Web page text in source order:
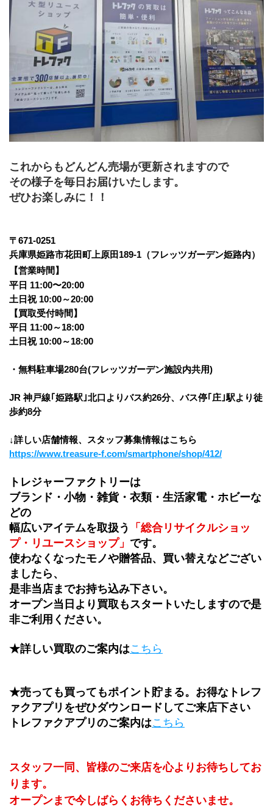
これからもどんどん売場が更新されますので
その様子を毎日お届けいたします。
ぜひお楽しみに！！
〒671-0251
兵庫県姫路市花田町上原田189-1（フレッツガーデン姫路内）
【営業時間】
平日 11:00〜20:00
土日祝 10:00～20:00
【買取受付時間】
平日 11:00～18:00
土日祝 10:00～18:00
・無料駐車場280台(フレッツガーデン施設内共用)
JR 神戸線｢姫路駅｣北口よりバス約26分、バス停｢庄｣駅より徒
歩約8分
↓詳しい店舗情報、スタッフ募集情報はこちら
https://www.treasure-f.com/smartphone/shop/412/
トレジャーファクトリーは
ブランド・小物・雑貨・衣類・生活家電・ホビーな
どの
幅広いアイテムを取扱う
「総合リサイクルショッ
プ・リユースショップ」 です。
使わなくなったモノや贈答品、買い替えなどござい
ましたら、
是非当店までお持ち込み下さい。
オープン当日より買取もスタートいたしますので是
非ご利用ください。
★詳しい買取のご案内はこちら
★売っても買ってもポイント貯まる。お得なトレフ
ァクアプリをぜひダウンロードしてご来店下さい
トレファクアプリのご案内はこちら
スタッフ一同、皆様のご来店を心よりお待ちしてお
ります。
オープンまで今しばらくお待ちくださいませ。